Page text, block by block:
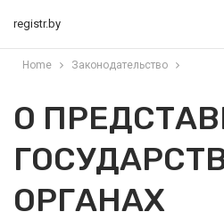
registr.by
Home Законодательство
О
ОРГАНАХ